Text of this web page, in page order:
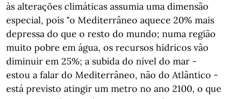
às alterações climáticas assumia uma dimensão
especial, pois "o Mediterrâneo aquece 20% mais
depressa do que o resto do mundo; numa região
muito pobre em água, os recursos hídricos vão
diminuir em 25%; a subida do nível do mar -
estou a falar do Mediterrâneo, não do Atlântico -
está previsto atingir um metro no ano 2100, o que